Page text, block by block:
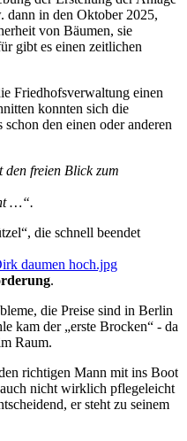
dann in den Oktober 2025,
von Bäumen, sie
gibt es einen zeitlichen
Friedhofsverwaltung einen
konnten sich die
schon den einen oder anderen
den freien Blick zum
…“.
die schnell beendet
.
die Preise sind in Berlin
kam der „erste Brocken“ - da
Raum.
richtigen Mann mit ins Boot
nicht wirklich pflegeleicht
er steht zu seinem